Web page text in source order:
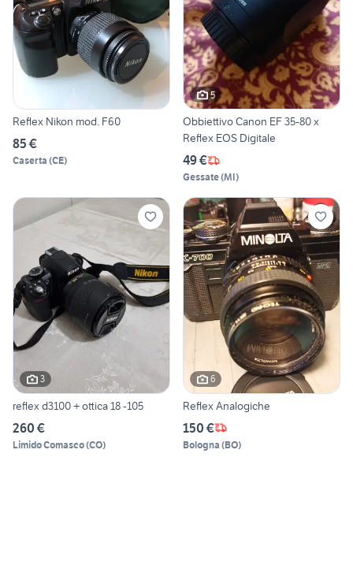
Reflex Nikon mod. F60
85 €
Caserta (CE)
5
Obbiettivo Canon EF 35-80 x
Reflex EOS Digitale
49 €
Gessate(MI)
3
reflex d3100 + ottica 18 -105
260 €
Limido Comasco(CO)
6
Reflex Analogiche
150 €
Bologna (BO)